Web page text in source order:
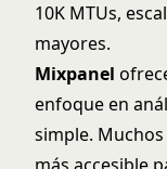
10K MTUs,
mayores.
Mixpanel
enfoque en
simple.